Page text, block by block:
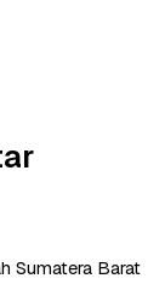
Sumatera Barat